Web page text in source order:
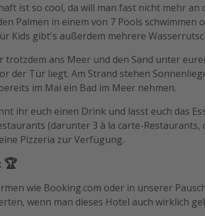
ist so cool, da will man fast nicht mehr
Palmen in einem von 7 Pools schwimmen
Kids gibt's außerdem mehrere
ans Meer und den Sand unter
der Tür liegt. Am Strand stehen
im Mai ein Bad im Meer nehmen.
ihr euch einen Drink und lasst euch das
(darunter 3 à la carte-
Pizzeria zur Verfügung.
🏆
wie Booking.com oder in unserer
wenn man dieses Hotel auch wirklich